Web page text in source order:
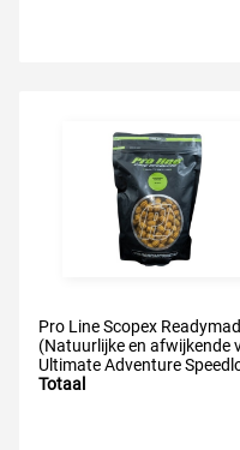
Pro Line Scopex
(Natuurlijke en afwijkende
Ultimate Adventure
Totaal